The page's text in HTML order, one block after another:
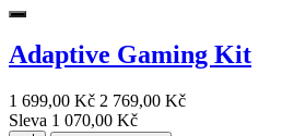
Adaptive Gaming Kit
1 699,00 Kč 2 769,00 Kč
Sleva 1 070,00 Kč